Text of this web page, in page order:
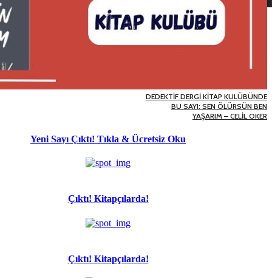
BİR DOĞRUNUN ÖLÜMÜ
DEDEKTİF DERGİ KİTAP KULÜBÜNDE
BU SAYI: SEN ÖLÜRSÜN BEN
YAŞARIM – CELİL OKER
Yeni Sayı Çıktı! Tıkla & Ücretsiz Oku
Çıktı! Kitapçılarda!
Çıktı! Kitapçılarda!